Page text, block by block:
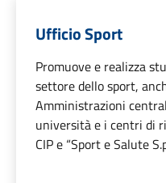
Ufficio Sport
Promuove e realizza
settore dello sport,
Amministrazioni
università e i centri di
CIP e “Sport e Salute